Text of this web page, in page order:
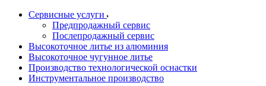
Сервисные услуги
Предпродажный сервис
Послепродажный сервис
Высокоточное литье из алюминия
Высокоточное чугунное литье
Производство технологической оснастки
Инструментальное производство